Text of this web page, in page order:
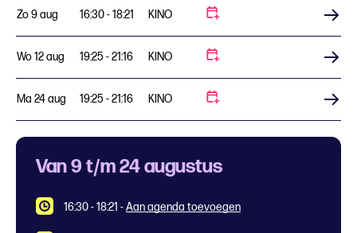
Zo 9 aug 16:30 - 18:21 KINO
Wo 12 aug 19:25 - 21:16 KINO
Ma 24 aug 19:25 - 21:16 KINO
Van 9 t/m 24 augustus
16:30 - 18:21 -Aan agenda toevoegen